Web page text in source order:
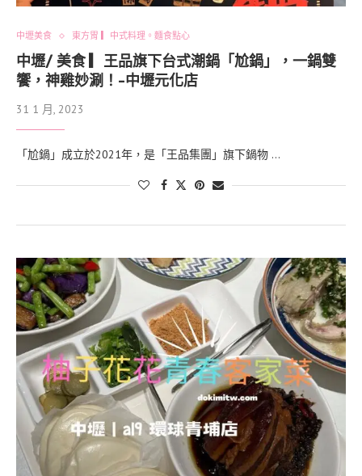
中壢美食 東方胃 ▎中式料理。麵食點心
中壢/ 美食 ▎王品旗下台式潮鍋「尬鍋」，一鍋雙
饗，神雞妙涮！-中壢元化店
31 1 月, 2023
「尬鍋」成立於2021年，是「王品集團」旗下鍋物 …